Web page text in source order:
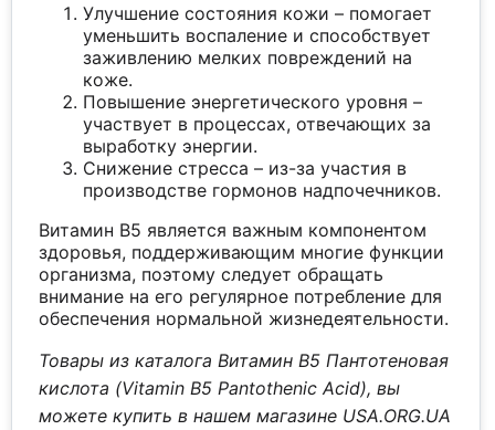
Улучшение состояния кожи – помогает
уменьшить воспаление и способствует
заживлению мелких повреждений на
коже.
Повышение энергетического уровня –
участвует в процессах, отвечающих за
выработку энергии.
Снижение стресса – из-за участия в
производстве гормонов надпочечников.
Витамин B5 является важным компонентом
здоровья, поддерживающим многие функции
организма, поэтому следует обращать
внимание на его регулярное потребление для
обеспечения нормальной жизнедеятельности.
Товары из каталога Витамин B5 Пантотеновая
кислота (Vitamin B5 Pantothenic Acid), вы
можете купить в нашем магазине USA.ORG.UA